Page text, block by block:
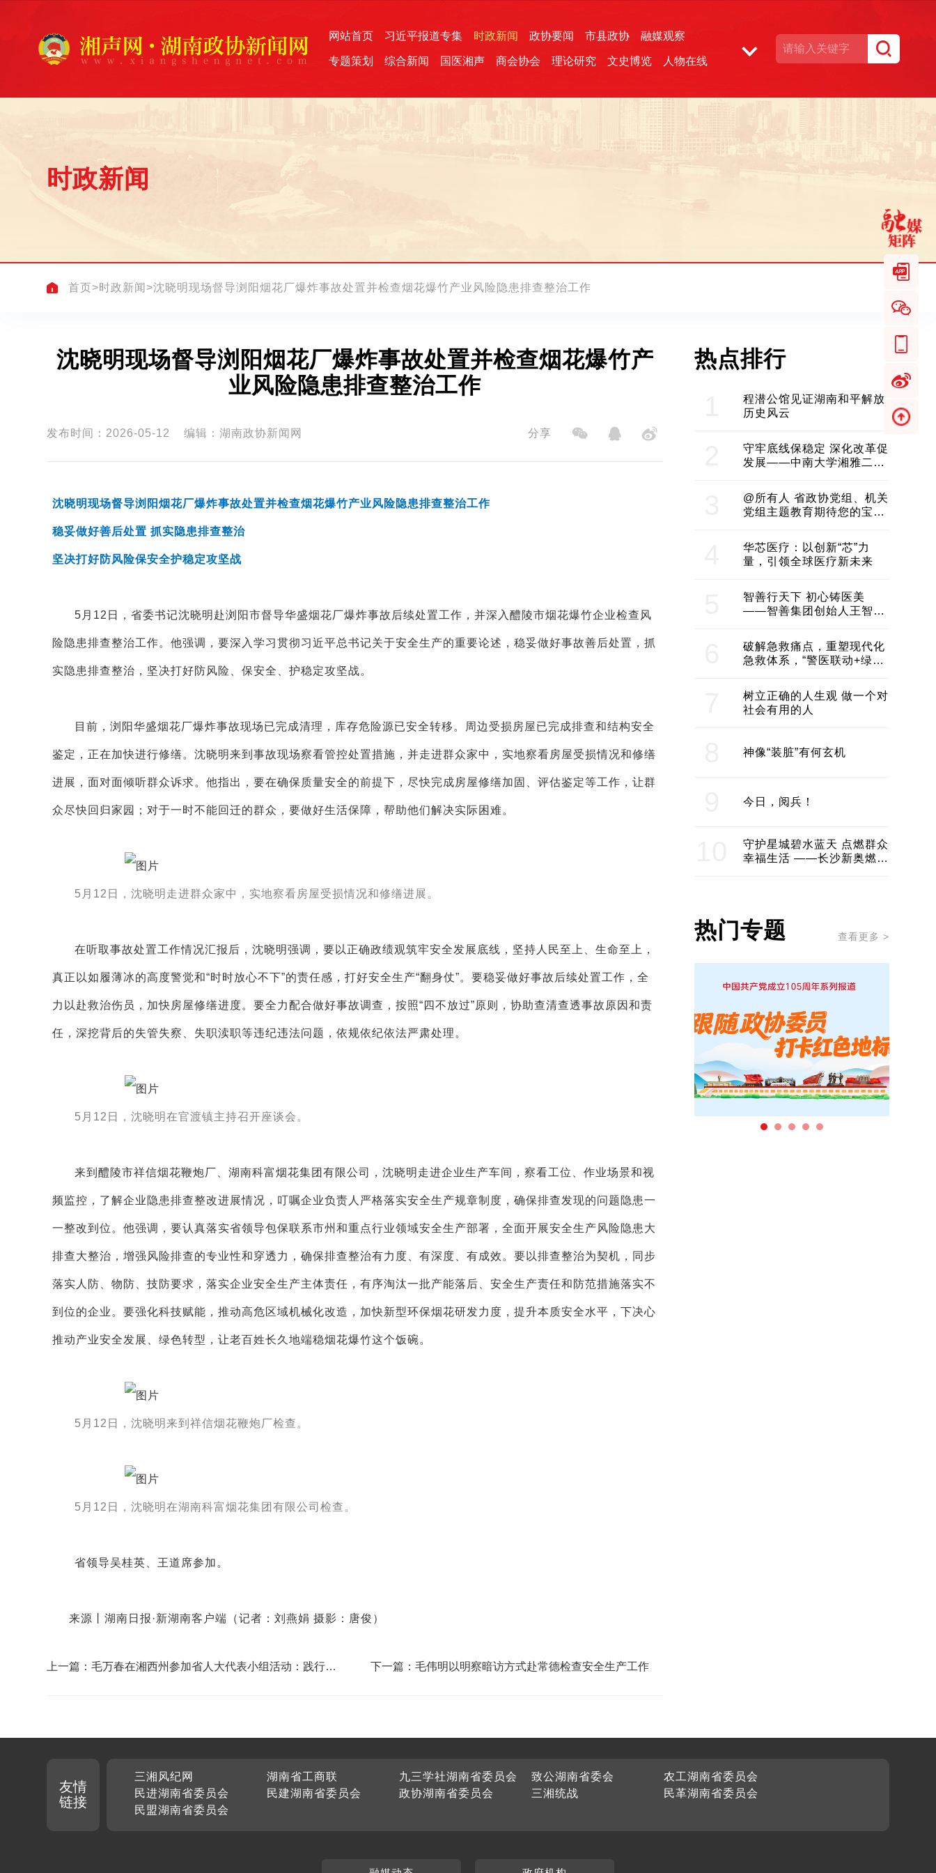
网站首页 习近平报道专集 时政新闻 政协要闻 市县政协 融媒观察
专题策划 综合新闻 国医湘声 商会协会 理论研究 文史博览 人物在线
时政新闻
首页>时政新闻 >沈晓明现场督导浏阳烟花厂爆炸事故处置并检查烟花爆竹产业风险隐患排查整治工作
沈晓明现场督导浏阳烟花厂爆炸事故处置并检查烟花爆竹产
业风险隐患排查整治工作
发布时间：2026-05-12 编辑：湖南政协新闻网 分享
沈晓明现场督导浏阳烟花厂爆炸事故处置并检查烟花爆竹产业风险隐患排查整治工作
稳妥做好善后处置 抓实隐患排查整治
坚决打好防风险保安全护稳定攻坚战
5月12日，省委书记沈晓明赴浏阳市督导华盛烟花厂爆炸事故后续处置工作，并深入醴陵市烟花爆竹企业检查风
险隐患排查整治工作。他强调，要深入学习贯彻习近平总书记关于安全生产的重要论述，稳妥做好事故善后处置，抓
实隐患排查整治，坚决打好防风险、保安全、护稳定攻坚战。
目前，浏阳华盛烟花厂爆炸事故现场已完成清理，库存危险源已安全转移。周边受损房屋已完成排查和结构安全
鉴定，正在加快进行修缮。沈晓明来到事故现场察看管控处置措施，并走进群众家中，实地察看房屋受损情况和修缮
进展，面对面倾听群众诉求。他指出，要在确保质量安全的前提下，尽快完成房屋修缮加固、评估鉴定等工作，让群
众尽快回归家园；对于一时不能回迁的群众，要做好生活保障，帮助他们解决实际困难。
5月12日，沈晓明走进群众家中，实地察看房屋受损情况和修缮进展。
在听取事故处置工作情况汇报后，沈晓明强调，要以正确政绩观筑牢安全发展底线，坚持人民至上、生命至上，
真正以如履薄冰的高度警觉和“时时放心不下”的责任感，打好安全生产“翻身仗”。要稳妥做好事故后续处置工作，全
力以赴救治伤员，加快房屋修缮进度。要全力配合做好事故调查，按照“四不放过”原则，协助查清查透事故原因和责
任，深挖背后的失管失察、失职渎职等违纪违法问题，依规依纪依法严肃处理。
5月12日，沈晓明在官渡镇主持召开座谈会。
来到醴陵市祥信烟花鞭炮厂、湖南科富烟花集团有限公司，沈晓明走进企业生产车间，察看工位、作业场景和视
频监控，了解企业隐患排查整改进展情况，叮嘱企业负责人严格落实安全生产规章制度，确保排查发现的问题隐患一
一整改到位。他强调，要认真落实省领导包保联系市州和重点行业领域安全生产部署，全面开展安全生产风险隐患大
排查大整治，增强风险排查的专业性和穿透力，确保排查整治有力度、有深度、有成效。要以排查整治为契机，同步
落实人防、物防、技防要求，落实企业安全生产主体责任，有序淘汰一批产能落后、安全生产责任和防范措施落实不
到位的企业。要强化科技赋能，推动高危区域机械化改造，加快新型环保烟花研发力度，提升本质安全水平，下决心
推动产业安全发展、绿色转型，让老百姓长久地端稳烟花爆竹这个饭碗。
5月12日，沈晓明来到祥信烟花鞭炮厂检查。
5月12日，沈晓明在湖南科富烟花集团有限公司检查。
省领导吴桂英、王道席参加。
来源丨湖南日报·新湖南客户端 （记者：刘燕娟 摄影：唐俊）
上一篇：毛万春在湘西州参加省人大代表小组活动：践行为
下一篇：毛伟明以明察暗访方式赴常德检查安全生产工作
热点排行
程潜公馆见证湖南和平解放
历史风云
守牢底线保稳定 深化改革促
发展——中南大学湘雅二医
@所有人 省政协党组、机关
党组主题教育期待您的宝贵
华芯医疗：以创新“芯”力
量，引领全球医疗新未来
智善行天下 初心铸医美
——智善集团创始人王智带
建医美产业良性生态圈
破解急救痛点，重塑现代化
急救体系，“警医联动+绿波
树立正确的人生观 做一个对
社会有用的人
神像“装脏”有何玄机
今日，阅兵！
守护星城碧水蓝天 点燃群众
幸福生活 ——长沙新奥燃气
热门专题 查看更多 >
友情
链接
三湘风纪网 湖南省工商联 九三学社湖南省委员会 致公湖南省委会
农工湖南省委员会
民进湖南省委员会
民建湖南省委员会 政协湖南省委员会 三湘统战
民革湖南省委员会
民盟湖南省委员会